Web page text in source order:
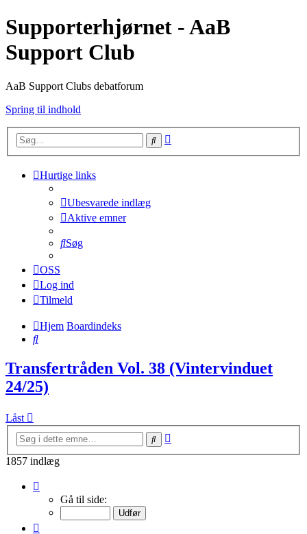
Supporterhjørnet - AaB
Support Club
AaB Support Clubs debatforum
Spring til indhold
Søg
Hurtige links
Ubesvarede indlæg
Aktive emner
Søg
OSS
Log ind
Tilmeld
Hjem Boardindeks
Søg
Transfertråden Vol. 38 (Vintervinduet
24/25)
Låst
Søg
1857 indlæg
91
Gå til side: